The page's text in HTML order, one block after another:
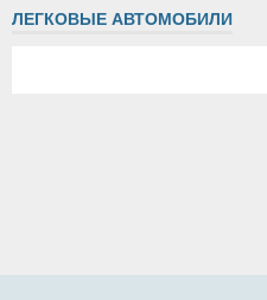
ЛЕГКОВЫЕ АВТОМОБИЛИ